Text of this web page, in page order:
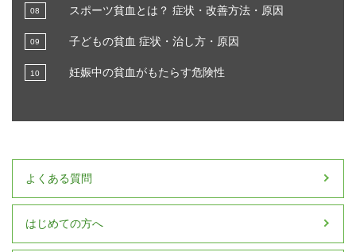
スポーツ貧血とは？ 症状・改善方法・原因
子どもの貧血 症状・治し方・原因
妊娠中の貧血がもたらす危険性
よくある質問
はじめての方へ